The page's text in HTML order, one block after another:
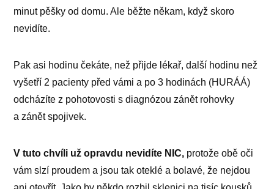
minut pěšky od domu. Ale běžte někam, když skoro
nevidíte.
Pak asi hodinu čekáte, než přijde lékař, další hodinu než
vyšetří 2 pacienty před vámi a po 3 hodinách (HURÁÁ)
odcházíte z pohotovosti s diagnózou zánět rohovky
a zánět spojivek.
V tuto chvíli už opravdu nevidíte NIC, protože obě oči
vám slzí proudem a jsou tak oteklé a bolavé, že nejdou